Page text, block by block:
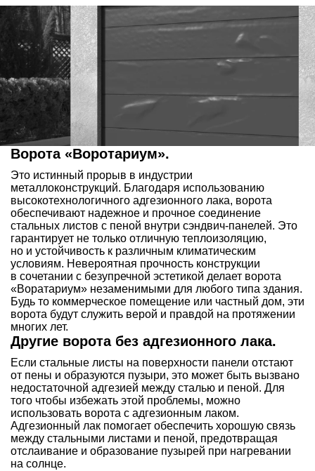
Ворота «Воротариум».
Это истинный прорыв в индустрии
металлоконструкций. Благодаря использованию
высокотехнологичного адгезионного лака, ворота
обеспечивают надежное и прочное соединение
стальных листов с пеной внутри сэндвич-панелей. Это
гарантирует не только отличную теплоизоляцию,
но и устойчивость к различным климатическим
условиям. Невероятная прочность конструкции
в сочетании с безупречной эстетикой делает ворота
«Воратариум» незаменимыми для любого типа здания.
Будь то коммерческое помещение или частный дом, эти
ворота будут служить верой и правдой на протяжении
многих лет.
Другие ворота без адгезионного лака.
Если стальные листы на поверхности панели отстают
от пены и образуются пузыри, это может быть вызвано
недостаточной адгезией между сталью и пеной. Для
того чтобы избежать этой проблемы, можно
использовать ворота с адгезионным лаком.
Адгезионный лак помогает обеспечить хорошую связь
между стальными листами и пеной, предотвращая
отслаивание и образование пузырей при нагревании
на солнце.